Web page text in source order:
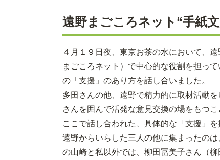
遠野まごころネット“手紙
４月１９日夜、東京お茶の水において、
まごころネット）で中心的な役割を担っ
の「支援」のあり方を話し合いました。
多田さんの他、遠野で精力的に取材活動
さんを囲んで活発な意見交換の場をもつこ
ここで話し合われた、具体的な「支援」
遠野からいらした三人の他に集まったの
の山崎と私以外では、柳田冨美子さん（